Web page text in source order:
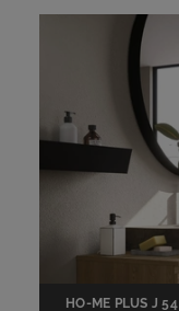
HO-ME PLUS J 54